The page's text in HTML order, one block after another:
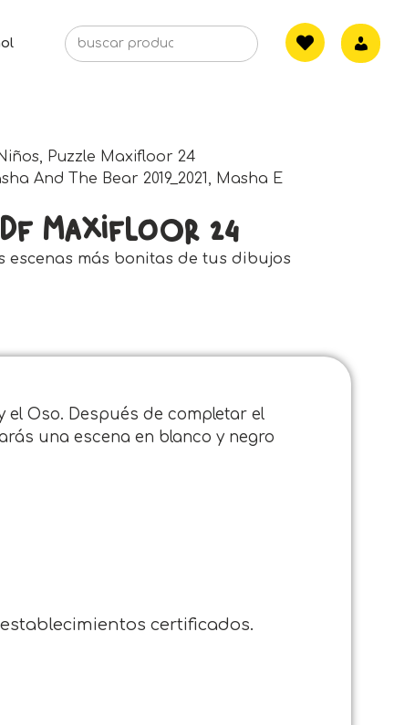
, Puzzle Maxifloor 24
And The Bear 2019_2021, Masha E
Df Maxifloor 24
escenas más bonitas de tus dibujos
Oso. Después de completar el
una escena en blanco y negro
certificados.